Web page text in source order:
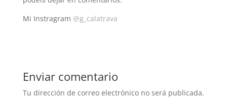
Mi Instragram @g_calatrava
Enviar comentario
Tu dirección de correo electrónico no será publicada.